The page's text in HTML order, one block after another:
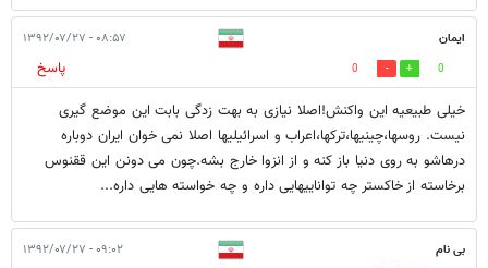
ایمان ۰۸:۵۷ - ۱۳۹۲/۰۷/۲۷
0
0
پاسخ
خیلی طبیعیه این واکنش!اصلا نیازی به بهت زدگی بابت این موضع گیری
نیست. روسها،چینیها،ترکها،اعراب و اسرائیلیها اصلا نمی خوان ایران دوباره
درهاشو به روی دنیا باز کنه و از انزوا خارج بشه.چون می دونن این ققنوس
برخاسته از خاکستر چه تواناییهایی داره و چه خواسته هایی داره...
بی نام ۰۹:۰۲ - ۱۳۹۲/۰۷/۲۷